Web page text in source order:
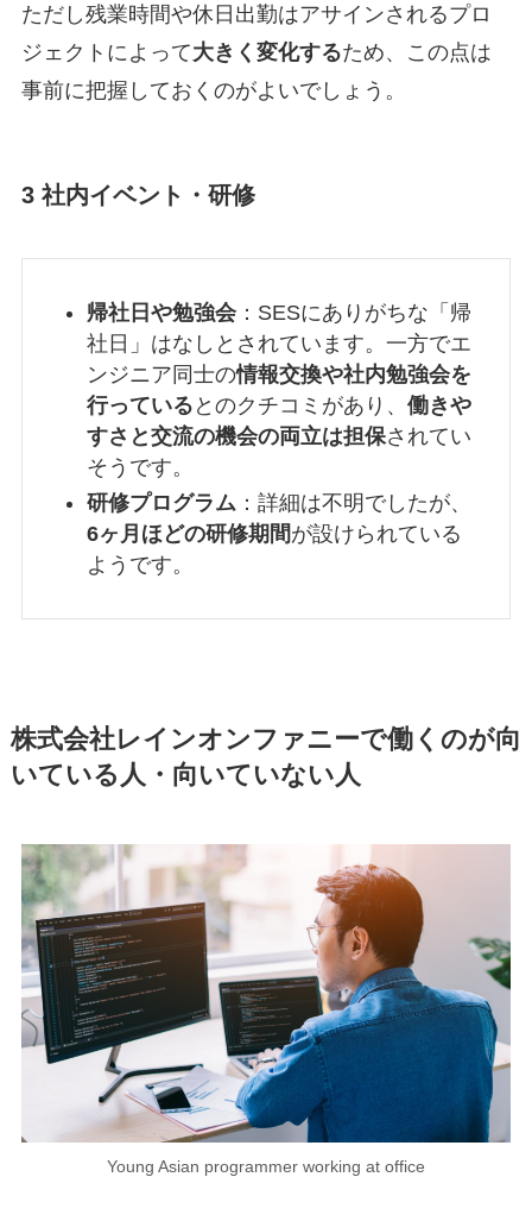
ただし残業時間や休日出勤はアサインされるプロ
ジェクトによって大きく変化するため、この点は
事前に把握しておくのがよいでしょう。
3 社内イベント・研修
帰社日や勉強会：SESにありがちな「帰
社日」はなしとされています。一方でエ
ンジニア同士の情報交換や社内勉強会を
行っている とのクチコミがあり、 働きや
すさと交流の機会の両立は担保されてい
そうです。
研修プログラム：詳細は不明でしたが、
6ヶ月ほどの研修期間が設けられている
ようです。
株式会社レインオンファニーで働くのが向
いている人・向いていない人
Young Asian programmer working at office